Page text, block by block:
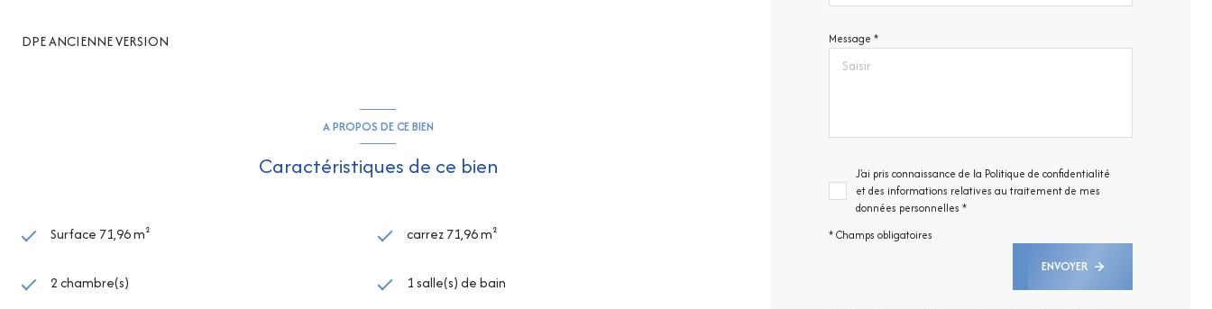
DPE ANCIENNE VERSION
A PROPOS DE CE BIEN
Caractéristiques de ce bien
Surface 71,96 m² carrez 71,96 m²
2 chambre(s) 1 salle(s) de bain
Message *
J'ai pris connaissance de la Politique de confidentialité
et des informations relatives au traitement de mes
données personnelles *
* Champs obligatoires
ENVOYER